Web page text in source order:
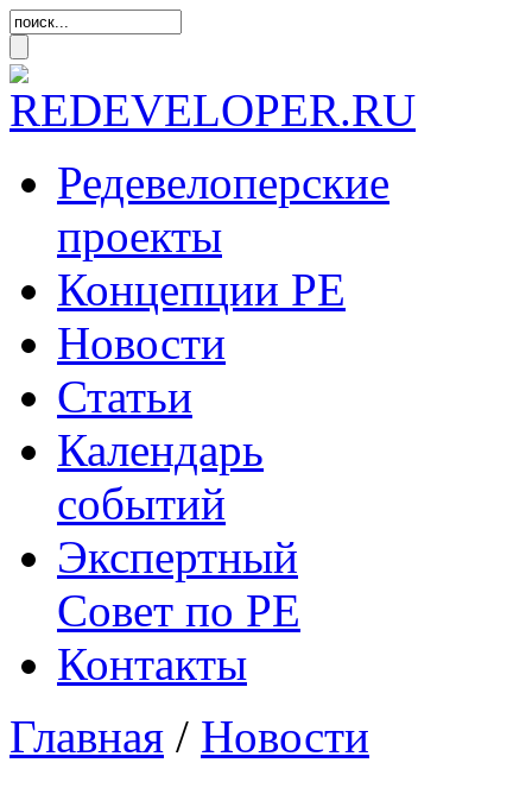
Редевелоперские
проекты
Концепции РЕ
Новости
Статьи
Календарь
событий
Экспертный
Совет по РЕ
Контакты
Главная / Новости